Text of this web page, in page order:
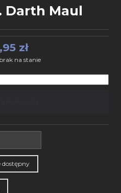
Darth Maul
zł
na stanie